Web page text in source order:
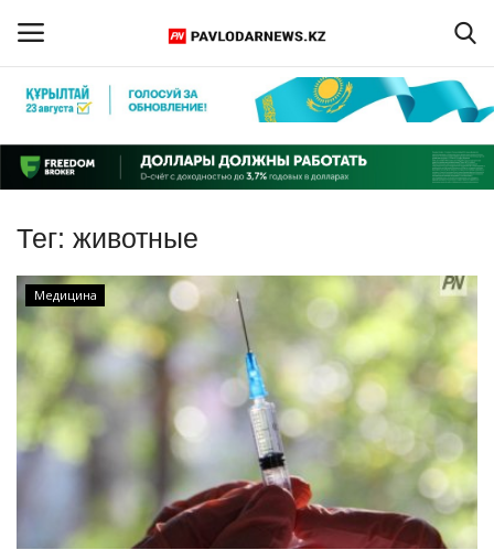
Регистрация
Главная
Обратная связь
ПАВЛОДАРСКАЯ ОБЛАСТЬ
КАЗАХСТАН
МИР
СПЕЦПРОЕКТЫ
СПОРТ
Тег: животные
Медицина